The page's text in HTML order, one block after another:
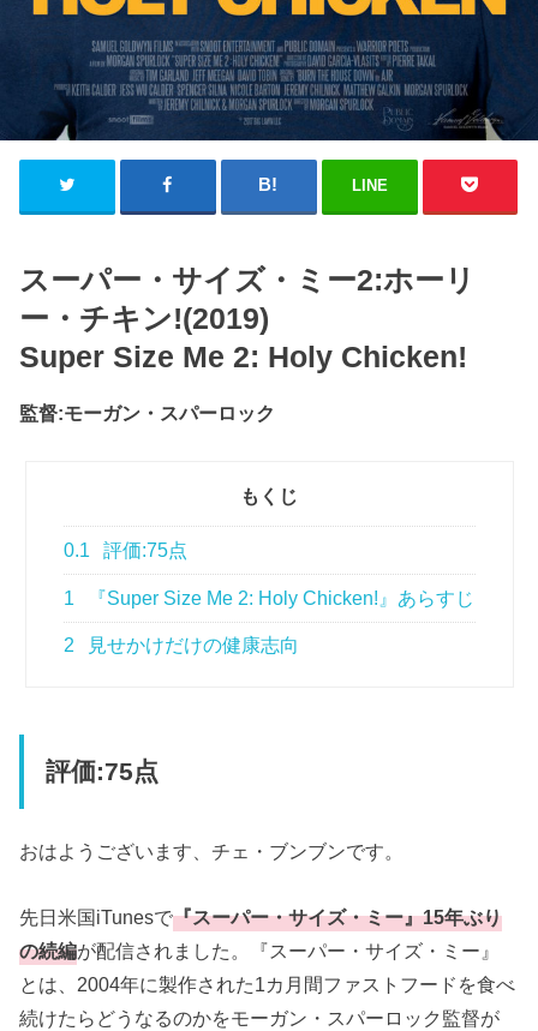
LINE
スーパー・サイズ・ミー2:ホーリ
ー・チキン!(2019)
Super Size Me 2: Holy Chicken!
監督:モーガン・スパーロック
もくじ
0.1 評価:75点
1 『Super Size Me 2: Holy Chicken!』あらすじ
2 見せかけだけの健康志向
評価:75点
おはようございます、チェ・ブンブンです。
先日米国iTunesで『スーパー・サイズ・ミー』15年ぶり
の続編が配信されました。『スーパー・サイズ・ミー』
とは、2004年に製作された1カ月間ファストフードを食べ
続けたらどうなるのかをモーガン・スパーロック監督が